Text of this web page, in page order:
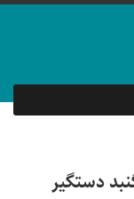
دستگیر